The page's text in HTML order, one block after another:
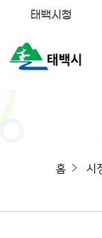
태백시청
홈 시